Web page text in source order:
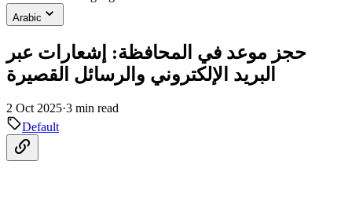
Arabic
حجز موعد في المحافظة: إشعارات عبر
البريد الإلكتروني والرسائل القصيرة
2 Oct 2025·3 min read
Default